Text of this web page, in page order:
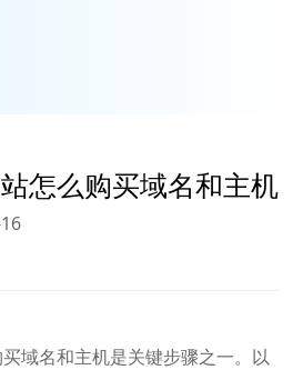
怎么购买域名和主机
域名和主机是关键步骤之一。以